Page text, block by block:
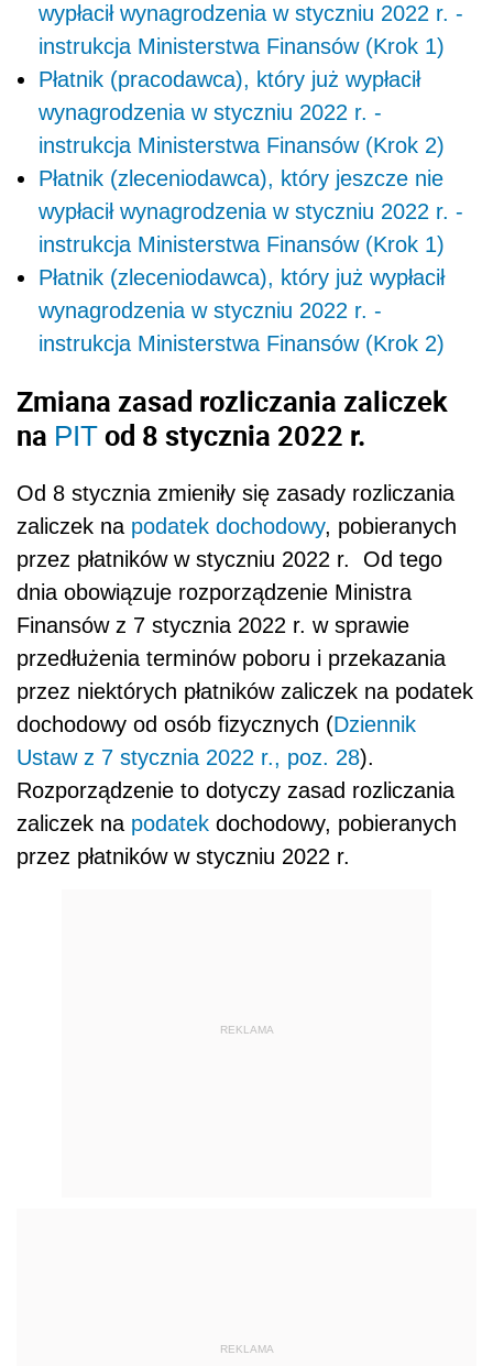
wypłacił wynagrodzenia w styczniu 2022 r. -
instrukcja Ministerstwa Finansów (Krok 1)
Płatnik (pracodawca), który już wypłacił
wynagrodzenia w styczniu 2022 r. -
instrukcja Ministerstwa Finansów (Krok 2)
Płatnik (zleceniodawca), który jeszcze nie
wypłacił wynagrodzenia w styczniu 2022 r. -
instrukcja Ministerstwa Finansów (Krok 1)
Płatnik (zleceniodawca), który już wypłacił
wynagrodzenia w styczniu 2022 r. -
instrukcja Ministerstwa Finansów (Krok 2)
Zmiana zasad rozliczania zaliczek
na PIT od 8 stycznia 2022 r.
Od 8 stycznia zmieniły się zasady rozliczania
zaliczek na podatek dochodowy, pobieranych
przez płatników w styczniu 2022 r. Od tego
dnia obowiązuje rozporządzenie Ministra
Finansów z 7 stycznia 2022 r. w sprawie
przedłużenia terminów poboru i przekazania
przez niektórych płatników zaliczek na podatek
dochodowy od osób fizycznych (Dziennik
Ustaw z 7 stycznia 2022 r., poz. 28).
Rozporządzenie to dotyczy zasad rozliczania
zaliczek na podatek dochodowy, pobieranych
przez płatników w styczniu 2022 r.
REKLAMA
REKLAMA